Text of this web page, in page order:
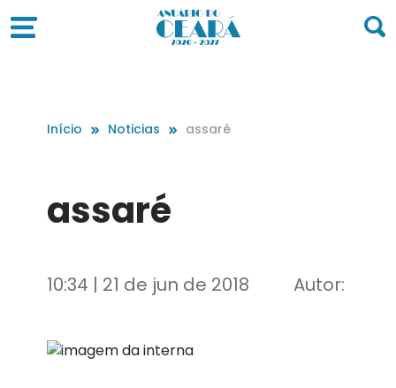
Início Noticias assaré
assaré
10:34 | 21 de jun de 2018 Autor: